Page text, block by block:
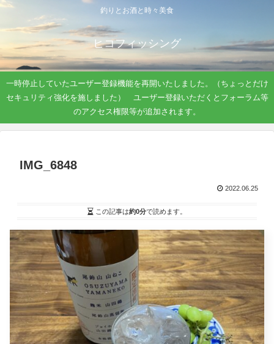
釣りとお酒と時々美食
ヒコフィッシング
一時停止していたユーザー登録機能を再開いたしました。（ちょっとだけ
セキュリティ強化を施しました） ユーザー登録いただくとフォーラム等
のアクセス権限等が追加されます。
IMG_6848
2022.06.25
この記事は約0分で読めます。